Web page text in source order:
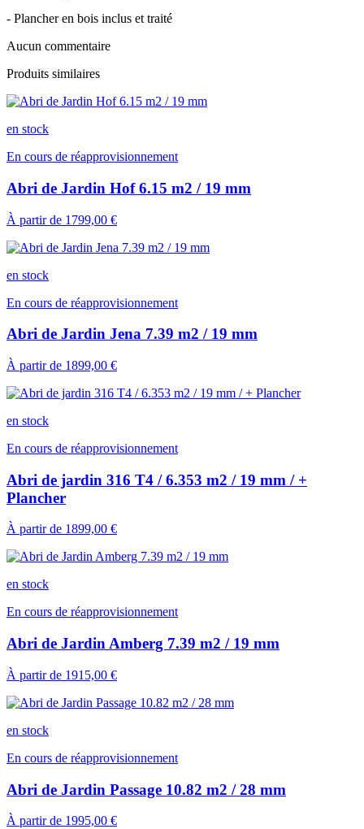
- Plancher en bois inclus et traité
Aucun commentaire
Produits similaires
en stock
En cours de réapprovisionnement
Abri de Jardin Hof 6.15 m2 / 19 mm
À partir de 1799,00 €
en stock
En cours de réapprovisionnement
Abri de Jardin Jena 7.39 m2 / 19 mm
À partir de 1899,00 €
en stock
En cours de réapprovisionnement
Abri de jardin 316 T4 / 6.353 m2 / 19 mm / +
Plancher
À partir de 1899,00 €
en stock
En cours de réapprovisionnement
Abri de Jardin Amberg 7.39 m2 / 19 mm
À partir de 1915,00 €
en stock
En cours de réapprovisionnement
Abri de Jardin Passage 10.82 m2 / 28 mm
À partir de 1995,00 €